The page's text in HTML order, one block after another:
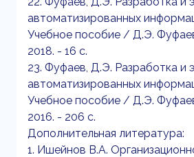
автоматизированных
Учебное пособие / Д.Э.
2018. - 16 c.
23. Фуфаев, Д.Э. Разработка и
автоматизированных
Учебное пособие / Д.Э.
2016. - 206 c.
Дополнительная литература:
1. Ишейнов В.А.